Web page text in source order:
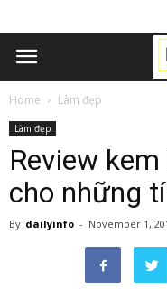
Home Làm đẹp
Làm đẹp
Review
cho những
By dailyinfo - November 1,